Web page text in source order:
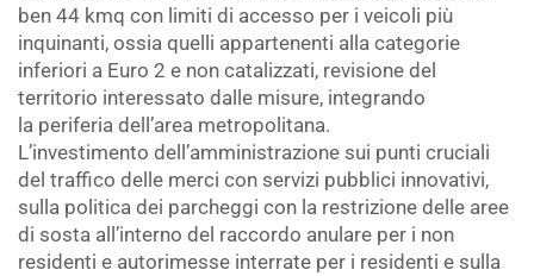
ben 44 kmq con limiti di accesso per i veicoli più
inquinanti, ossia quelli appartenenti alla categorie
inferiori a Euro 2 e non catalizzati, revisione del
territorio interessato dalle misure, integrando
la periferia dell’area metropolitana.
L’investimento dell’amministrazione sui punti cruciali
del traffico delle merci con servizi pubblici innovativi,
sulla politica dei parcheggi con la restrizione delle aree
di sosta all’interno del raccordo anulare per i non
residenti e autorimesse interrate per i residenti e sulla